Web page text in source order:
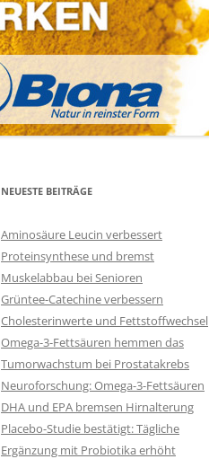
NEUESTE BEITRÄGE
Aminosäure Leucin verbessert
Proteinsynthese und bremst
Muskelabbau bei Senioren
Grüntee-Catechine verbessern
Cholesterinwerte und Fettstoffwechsel
Omega-3-Fettsäuren hemmen das
Tumorwachstum bei Prostatakrebs
Neuroforschung: Omega-3-Fettsäuren
DHA und EPA bremsen Hirnalterung
Placebo-Studie bestätigt: Tägliche
Ergänzung mit Probiotika erhöht